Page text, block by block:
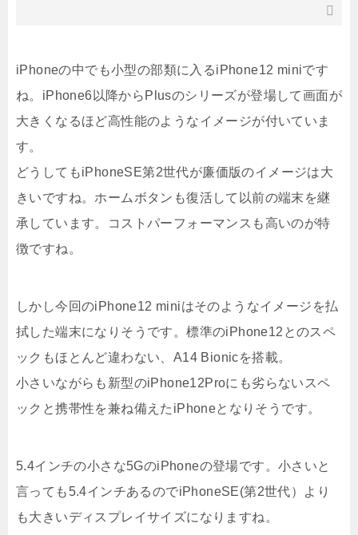
iPhoneの中でも小型の部類に入るiPhone12 miniです
ね。iPhone6以降からPlusのシリーズが登場して画面が
大きくなるほど高性能のようなイメージが付いていま
す。
どうしてもiPhoneSE第2世代が廉価版のイメージは大
きいですね。ホームボタンも復活して以前の端末を継
承しています。コストパーフォーマンスも高いのが特
徴ですね。
しかし今回のiPhone12 miniはそのようなイメージを払
拭した端末になりそうです。標準のiPhone12とのスペ
ックもほとんど違わない、A14 Bionicを搭載。
小さいながらも新型のiPhone12Proにも劣らないスペ
ックと携帯性を兼ね備えたiPhoneとなりそうです。
5.4インチの小さな5GのiPhoneの登場です。小さいと
言っても5.4インチあるのでiPhoneSE(第2世代）より
も大きいディスプレイサイズになりますね。